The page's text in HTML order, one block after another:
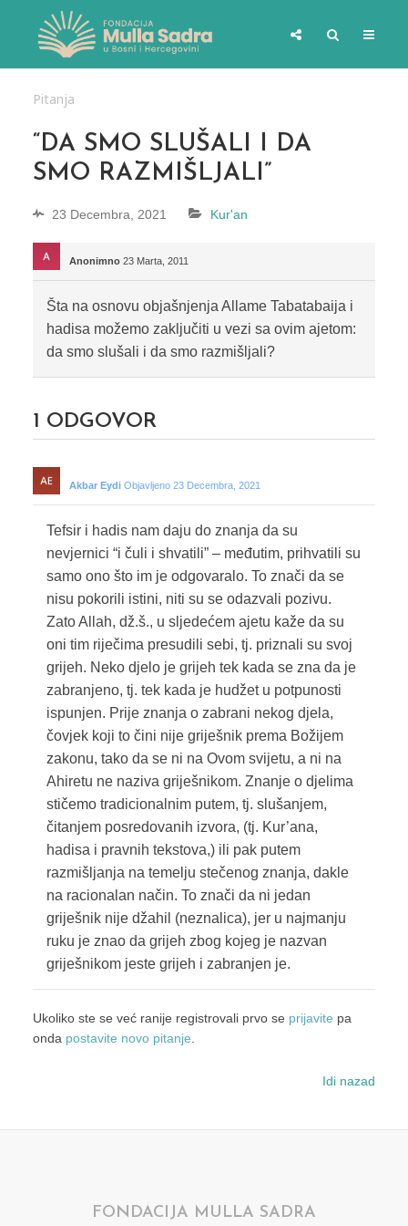
Pitanja
“DA SMO SLUŠALI I DA
SMO RAZMIŠLJALI”
23 Decembra, 2021 Kur'an
Anonimno 23 Marta, 2011
Šta na osnovu objašnjenja Allame Tabatabaija i
hadisa možemo zaključiti u vezi sa ovim ajetom:
da smo slušali i da smo razmišljali?
1 ODGOVOR
Akbar Eydi Objavljeno 23 Decembra, 2021
Tefsir i hadis nam daju do znanja da su
nevjernici “i čuli i shvatili” – međutim, prihvatili su
samo ono što im je odgovaralo. To znači da se
nisu pokorili istini, niti su se odazvali pozivu.
Zato Allah, dž.š., u sljedećem ajetu kaže da su
oni tim riječima presudili sebi, tj. priznali su svoj
grijeh. Neko djelo je grijeh tek kada se zna da je
zabranjeno, tj. tek kada je hudžet u potpunosti
ispunjen. Prije znanja o zabrani nekog djela,
čovjek koji to čini nije griješnik prema Božijem
zakonu, tako da se ni na Ovom svijetu, a ni na
Ahiretu ne naziva griješnikom. Znanje o djelima
stičemo tradicionalnim putem, tj. slušanjem,
čitanjem posredovanih izvora, (tj. Kur’ana,
hadisa i pravnih tekstova,) ili pak putem
razmišljanja na temelju stečenog znanja, dakle
na racionalan način. To znači da ni jedan
griješnik nije džahil (neznalica), jer u najmanju
ruku je znao da grijeh zbog kojeg je nazvan
griješnikom jeste grijeh i zabranjen je.
Ukoliko ste se već ranije registrovali prvo se prijavite pa
onda postavite novo pitanje.
Idi nazad
FONDACIJA MULLA SADRA